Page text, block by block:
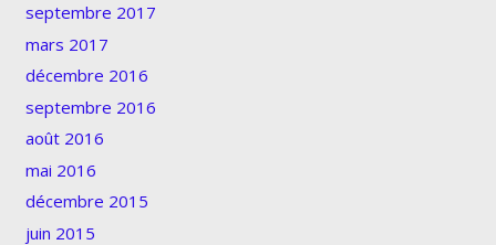
septembre 2017
mars 2017
décembre 2016
septembre 2016
août 2016
mai 2016
décembre 2015
juin 2015